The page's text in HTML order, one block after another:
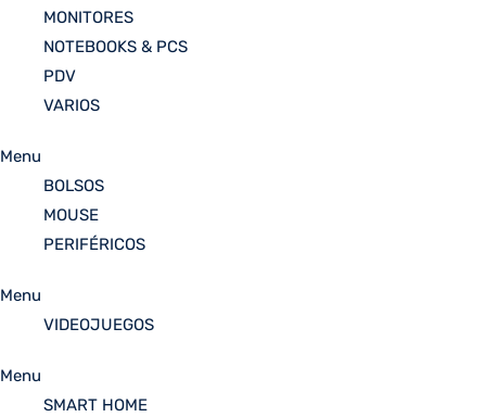
MONITORES
NOTEBOOKS & PCS
PDV
VARIOS
Menu
BOLSOS
MOUSE
PERIFÉRICOS
Menu
VIDEOJUEGOS
Menu
SMART HOME